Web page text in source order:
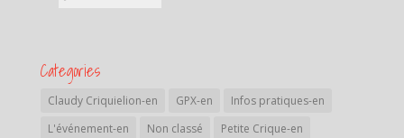
Categories
Claudy Criquielion-en GPX-en
Infos pratiques-en
L'événement-en
Non classé
Petite Crique-en